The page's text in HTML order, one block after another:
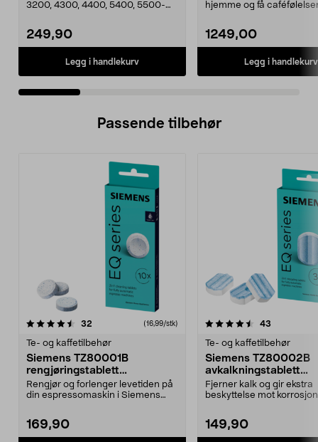
3200, 4300, 4400, 5400, 5500-
249,90
Legg i handlekurv
hjemme og få
1249,00
Legg i handlekurv
Passende tilbehør
32 (16,99/stk)
Te- og kaffetilbehør
Siemens TZ80001B
rengjøringstablett
kaffemaskin, 10-pakning
Rengjør og forlenger levetiden på
din espressomaskin i Siemens
169,90
4.5av 5 stjerner 43
Te- og kaffetilbehør
Siemens TZ80002B
avkalkningstablett
kaffemaskin, 3-
Fjerner kalk og gir ekstra
beskyttelse mot
149,90
4.5av 5 stjerner